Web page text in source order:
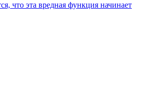
что эта вредная функция начинает